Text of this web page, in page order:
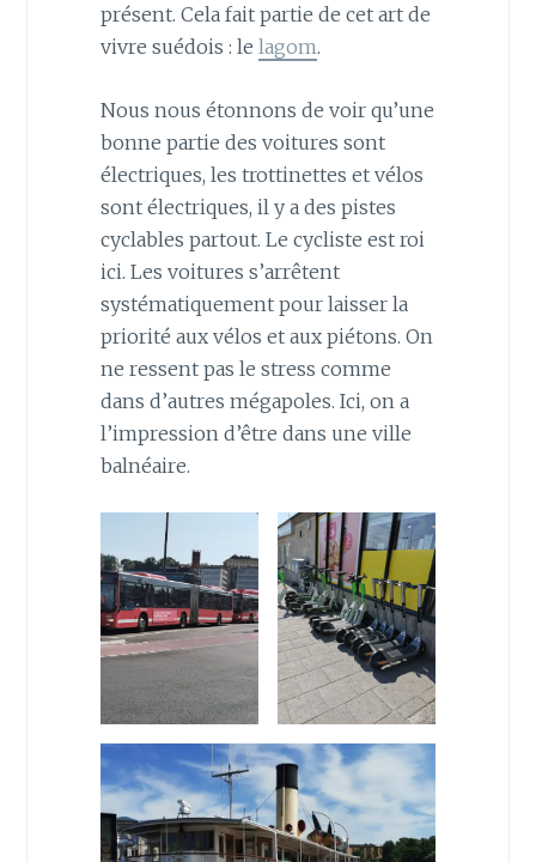
présent. Cela fait partie de cet art de
vivre suédois : le lagom.
Nous nous étonnons de voir qu’une
bonne partie des voitures sont
électriques, les trottinettes et vélos
sont électriques, il y a des pistes
cyclables partout. Le cycliste est roi
ici. Les voitures s’arrêtent
systématiquement pour laisser la
priorité aux vélos et aux piétons. On
ne ressent pas le stress comme
dans d’autres mégapoles. Ici, on a
l’impression d’être dans une ville
balnéaire.